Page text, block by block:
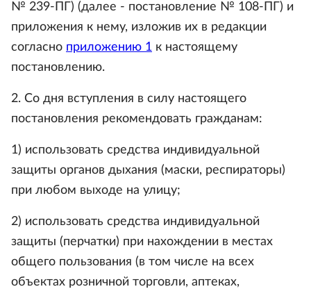
№ 239-ПГ) (далее - постановление № 108-ПГ) и
приложения к нему, изложив их в редакции
согласно приложению 1 к настоящему
постановлению.
2. Со дня вступления в силу настоящего
постановления рекомендовать гражданам:
1) использовать средства индивидуальной
защиты органов дыхания (маски, респираторы)
при любом выходе на улицу;
2) использовать средства индивидуальной
защиты (перчатки) при нахождении в местах
общего пользования (в том числе на всех
объектах розничной торговли, аптеках,